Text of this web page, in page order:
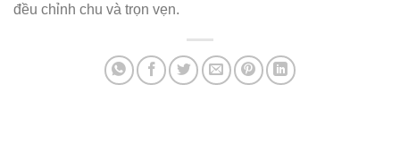
đều chỉnh chu và trọn vẹn.